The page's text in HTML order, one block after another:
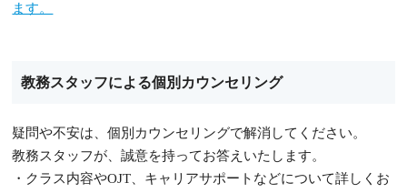
ます。
教務スタッフによる個別カウンセリング
疑問や不安は、個別カウンセリングで解消してください。
教務スタッフが、誠意を持ってお答えいたします。
・クラス内容やOJT、キャリアサポートなどについて詳しくお